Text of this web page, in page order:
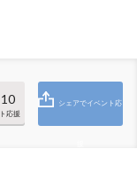
応援
シェアでイベント応